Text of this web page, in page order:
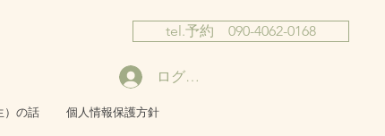
tel.予約 090-4062-0168
ログイン
）の話 個人情報保護方針